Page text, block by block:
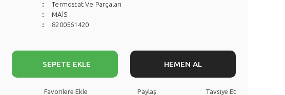
Termostat Ve Parçaları
MAİS
8200561420
SEPETE EKLE HEMEN AL
Paylaş Tavsiye Et